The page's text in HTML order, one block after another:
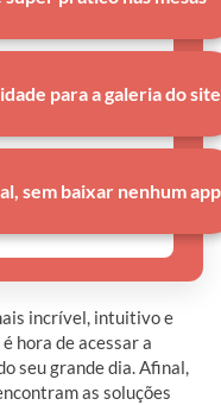
para a galeria do site
sem baixar nenhum app
incrível, intuitivo e
hora de acessar a
seu grande dia. Afinal,
as soluções